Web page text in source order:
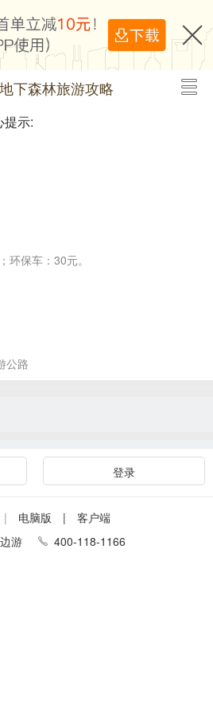
下森林旅游攻略
提示:
环保车：30元。
公路
登录
| 电脑版 | 客户端
游
400-118-1166